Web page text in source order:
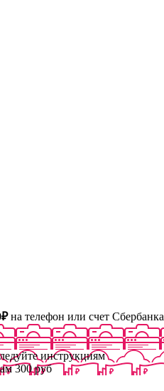
на телефон или счет Сбербанка
инструкциям
300 руб